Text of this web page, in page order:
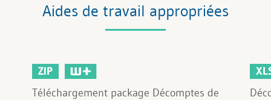
Aides de travail appropriées
ZIP
Téléchargement package Décomptes de